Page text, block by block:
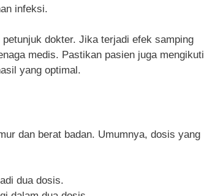
infeksi.
dokter. Jika terjadi efek samping
medis. Pastikan pasien juga mengikuti
yang optimal.
dan berat badan. Umumnya, dosis yang
dua dosis.